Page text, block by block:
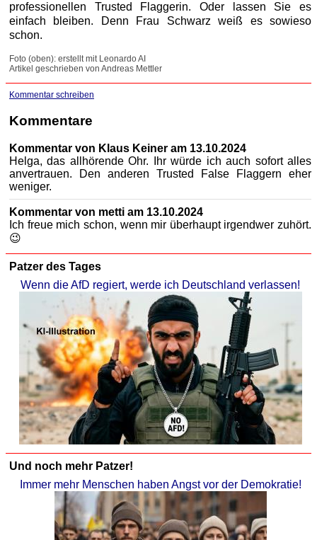
professionellen Trusted Flaggerin. Oder lassen Sie es
einfach bleiben. Denn Frau Schwarz weiß es sowieso
schon.
Foto (oben): erstellt mit Leonardo AI
Artikel geschrieben von Andreas Mettler
Kommentar schreiben
Kommentare
Kommentar von Klaus Keiner am 13.10.2024
Helga, das allhörende Ohr. Ihr würde ich auch sofort alles
anvertrauen. Den anderen Trusted False Flaggern eher
weniger.
Kommentar von metti am 13.10.2024
Ich freue mich schon, wenn mir überhaupt irgendwer zuhört.
😉
Patzer des Tages
Wenn die AfD regiert, werde ich Deutschland verlassen!
Und noch mehr Patzer!
Immer mehr Menschen haben Angst vor der Demokratie!